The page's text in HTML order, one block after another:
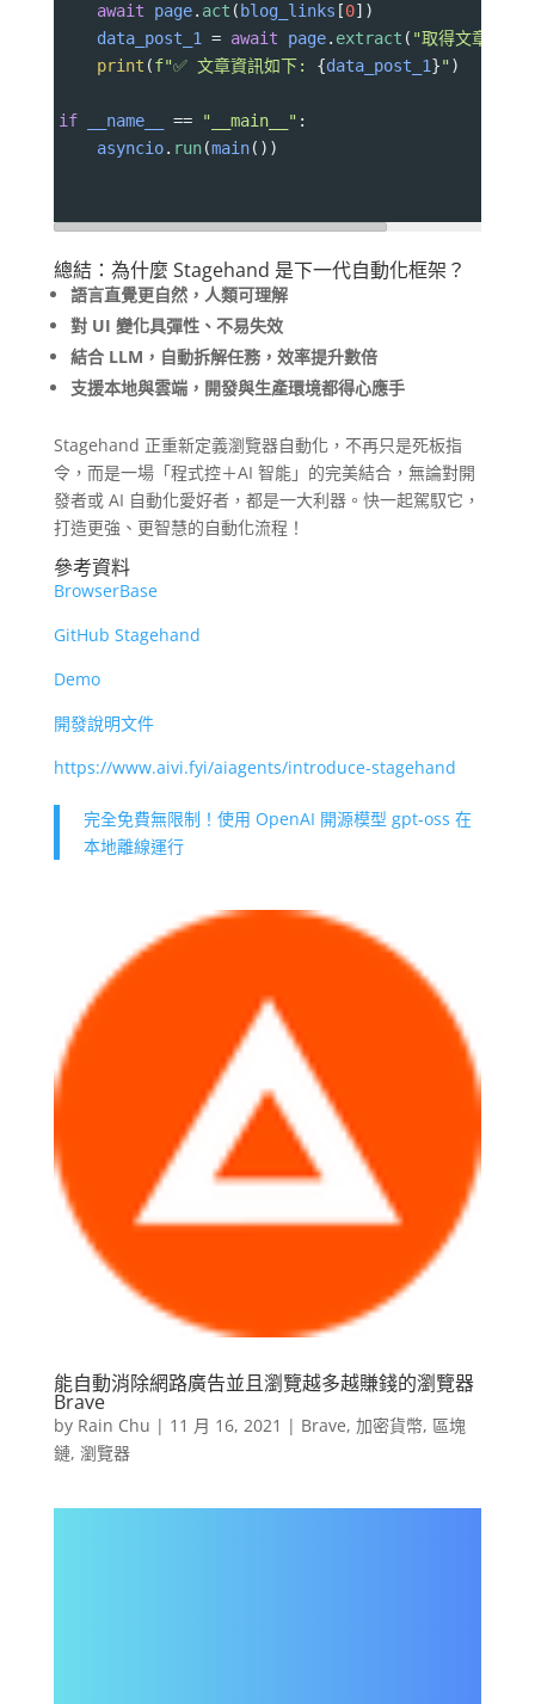
await page. act ( blog_links [0])
data_post_1
= await page. extract ( "取得文章的標
print (f"✅ 文章資訊如下: {data_post_1}" )
if __name__ == "__main__" :
asyncio. run(main())
總結：為什麼 Stagehand 是下一代自動化框架？
語言直覺更自然，人類可理解
對 UI 變化具彈性、不易失效
結合 LLM，自動拆解任務，效率提升數倍
支援本地與雲端，開發與生產環境都得心應手
Stagehand 正重新定義瀏覽器自動化，不再只是死板指
令，而是一場「程式控＋AI 智能」的完美結合，無論對開
發者或 AI 自動化愛好者，都是一大利器。快一起駕馭它，
打造更強、更智慧的自動化流程！
參考資料
BrowserBase
GitHub Stagehand
Demo
開發說明文件
https://www.aivi.fyi/aiagents/introduce-stagehand
完全免費無限制！使用 OpenAI 開源模型 gpt‑oss 在
本地離線運行
能自動消除網路廣告並且瀏覽越多越賺錢的瀏覽器
Brave
by Rain Chu | 11 月 16, 2021 | Brave, 加密貨幣, 區塊
鏈, 瀏覽器